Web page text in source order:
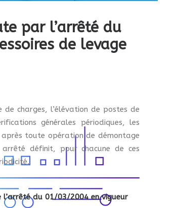
par l’arrêté du
de levage
de charges, l’élévation de postes de
générales périodiques, les
toute opération de démontage
arrêté définit, pour chacune de ces
l’arrêté du 01/03/2004 en vigueur